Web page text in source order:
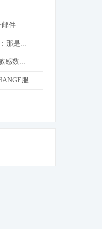
邮件...
那是...
感数...
服...